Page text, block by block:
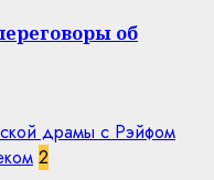
об
драмы с Рэйфом
2